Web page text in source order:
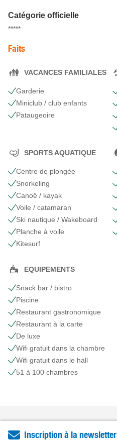
Catégorie officielle
*****
Faits
VACANCES FAMILIALES
Garderie
Miniclub / club enfants
Pataugeoire
SPORTS AQUATIQUE
Centre de plongée
Snorkeling
Canoë / kayak
Voile / catamaran
Ski nautique / Wakeboard
Planche à voile
Kitesurf
EQUIPEMENTS
Snack bar / bistro
Piscine
Restaurant gastronomique
Restaurant à la carte
De luxe
Wifi gratuit dans la chambre
Wifi gratuit dans le hall
51 à 100 chambres
Inscription à la newsletter